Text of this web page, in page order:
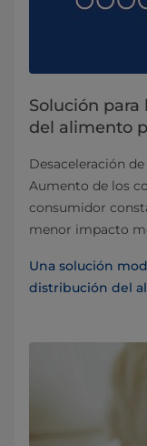
Solución
del alimento
Desaceleración
Aumento de los
consumidor
menor impacto
Una solución
distribución del